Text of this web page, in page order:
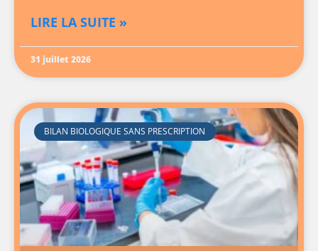
LIRE LA SUITE »
31 juillet 2026
BILAN BIOLOGIQUE SANS PRESCRIPTION